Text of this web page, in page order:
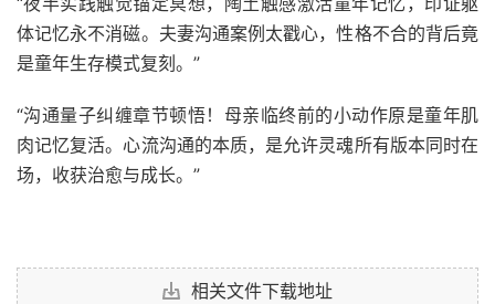
体记忆永不消磁。夫妻沟通案例太戳心，性格不合的背后竟
是童年生存模式复刻。”
“沟通量子纠缠章节顿悟！母亲临终前的小动作原是童年肌
肉记忆复活。心流沟通的本质，是允许灵魂所有版本同时在
场，收获治愈与成长。”
相关文件下载地址